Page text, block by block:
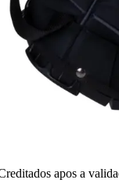
apos a